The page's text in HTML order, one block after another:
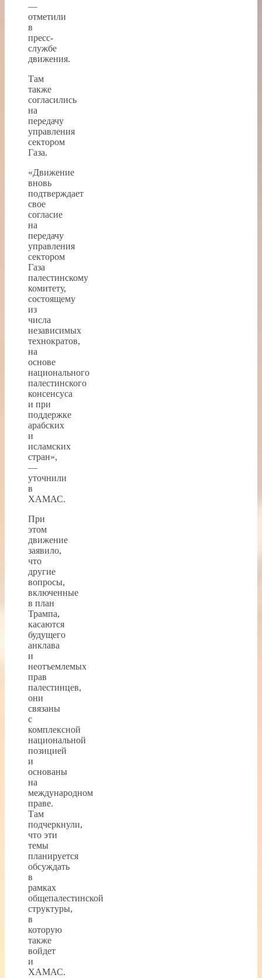
—
отметили
в
пресс-
службе
движения.
Там
также
согласились
на
передачу
управления
сектором
Газа.
«Движение
вновь
подтверждает
свое
согласие
на
передачу
управления
сектором
Газа
палестинскому
комитету,
состоящему
из
числа
независимых
технократов,
на
основе
национального
палестинского
консенсуса
и при
поддержке
арабских
и
исламских
стран»,
—
уточнили
в
ХАМАС.
При
этом
движение
заявило,
что
другие
вопросы,
включенные
в план
Трампа,
касаются
будущего
анклава
и
неотъемлемых
прав
палестинцев,
они
связаны
с
комплексной
национальной
позицией
и
основаны
на
международном
праве.
Там
подчеркнули,
что эти
темы
планируется
обсуждать
в
рамках
общепалестинской
структуры,
в
которую
также
войдет
и
ХАМАС.